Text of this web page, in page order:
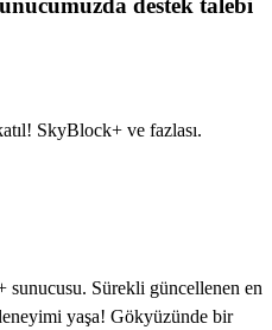
destek talebi
SkyBlock+ ve fazlası.
Sürekli güncellenen en
yaşa! Gökyüzünde bir